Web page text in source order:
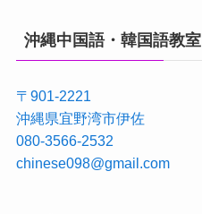
沖縄中国語・韓国語教室
〒901-2221
沖縄県宜野湾市伊佐
080-3566-2532
chinese098@gmail.com